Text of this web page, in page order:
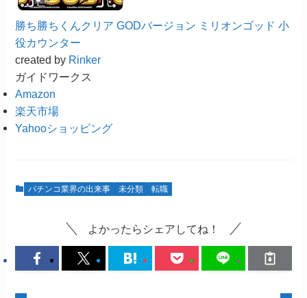
勝ち勝ちくんクリア GODバージョン ミリオンゴッド 小
役カウンター
created by Rinker
ガイドワークス
Amazon
楽天市場
Yahooショッピング
パチンコ業界の出来事 未分類 転職
よかったらシェアしてね！